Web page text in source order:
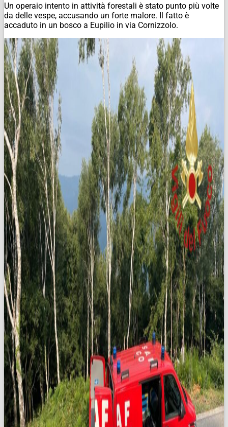
Un operaio intento in attività forestali è stato punto più volte
da delle vespe, accusando un forte malore. Il fatto è
accaduto in un bosco a Eupilio in via Cornizzolo.